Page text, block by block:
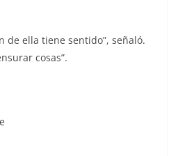
de ella tiene sentido”, señaló.
cosas”.